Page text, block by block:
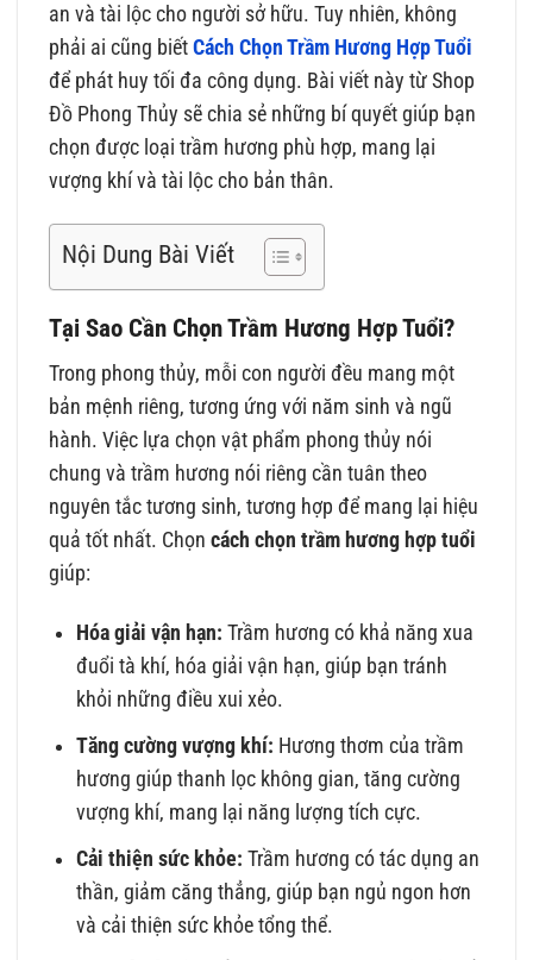
an và tài lộc cho người sở hữu. Tuy nhiên, không
phải ai cũng biếtCách Chọn Trầm Hương Hợp Tuổi
để phát huy tối đa công dụng. Bài viết này từ Shop
Đồ Phong Thủy sẽ chia sẻ những bí quyết giúp bạn
chọn được loại trầm hương phù hợp, mang lại
vượng khí và tài lộc cho bản thân.
Nội Dung Bài Viết
Tại Sao Cần Chọn Trầm Hương Hợp Tuổi?
Trong phong thủy, mỗi con người đều mang một
bản mệnh riêng, tương ứng với năm sinh và ngũ
hành. Việc lựa chọn vật phẩm phong thủy nói
chung và trầm hương nói riêng cần tuân theo
nguyên tắc tương sinh, tương hợp để mang lại hiệu
quả tốt nhất. Chọncách chọn trầm hương hợp tuổi
giúp:
Hóa giải vận hạn: Trầm hương có khả năng xua
đuổi tà khí, hóa giải vận hạn, giúp bạn tránh
khỏi những điều xui xẻo.
Tăng cường vượng khí: Hương thơm của trầm
hương giúp thanh lọc không gian, tăng cường
vượng khí, mang lại năng lượng tích cực.
Cải thiện sức khỏe: Trầm hương có tác dụng an
thần, giảm căng thẳng, giúp bạn ngủ ngon hơn
và cải thiện sức khỏe tổng thể.